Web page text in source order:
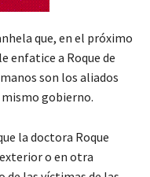
que, en el próximo
enfatice a Roque de
son los aliados
gobierno.
la doctora Roque
o en otra